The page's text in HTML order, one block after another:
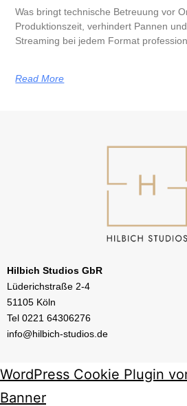
Was bringt technische Betreuung vor
Produktionszeit, verhindert Pannen
Streaming bei jedem Format
Read More
Hilbich Studios GbR
Lüderichstraße 2-4
51105 Köln
Tel 0221 64306276
info@hilbich-studios.de
WordPress Cookie Plugin
Banner